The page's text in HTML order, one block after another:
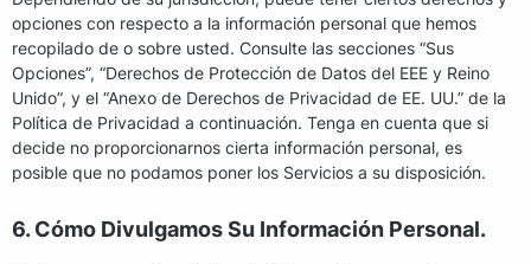
opciones con respecto a la información personal que hemos
recopilado de o sobre usted. Consulte las secciones “Sus
Opciones”, “Derechos de Protección de Datos del EEE y Reino
Unido”, y el “Anexo de Derechos de Privacidad de EE. UU.” de la
Política de Privacidad a continuación. Tenga en cuenta que si
decide no proporcionarnos cierta información personal, es
posible que no podamos poner los Servicios a su disposición.
6. Cómo Divulgamos Su Información Personal.